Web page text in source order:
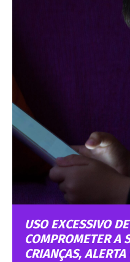
USO EXCESSIVO
COMPROMETER A
CRIANÇAS,